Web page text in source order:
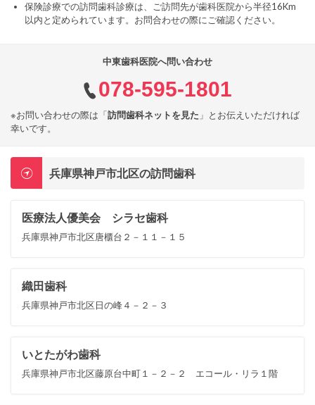
保険診療での訪問歯科診療は、ご訪問先が歯科医院から半径16Km
以内と定められています。お問合わせの際にご確認ください。
中東歯科医院へ問い合わせ
078-595-1801
※お問い合わせの際は「訪問歯科ネットを見た 」とお伝えいただければ
幸いです。
兵庫県神戸市北区の訪問歯科
医療法人優美会 シラセ歯科
兵庫県神戸市北区唐櫃台２－１１－１５
織田歯科
兵庫県神戸市北区日の峰４－２－３
いとたがわ歯科
兵庫県神戸市北区藤原台中町１－２－２ エコール・リラ１階